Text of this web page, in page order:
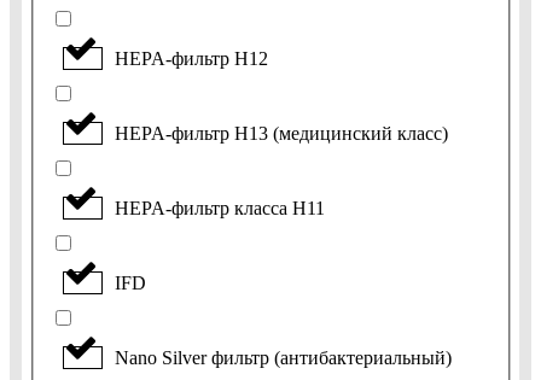
HEPA-фильтр H12
HEPA-фильтр H13 (медицинский класс)
HEPA-фильтр класса H11
IFD
Nano Silver фильтр (антибактериальный)